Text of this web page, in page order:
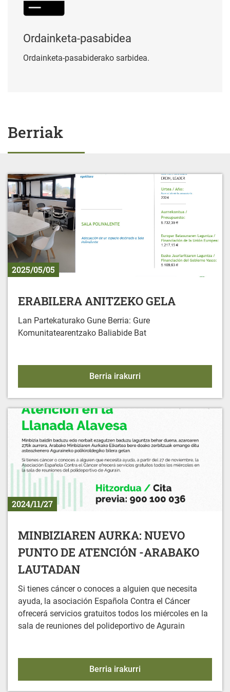
Ordainketa-pasabidea
Ordainketa-pasabiderako sarbidea.
Berriak
2025/05/05
ERABILERA ANITZEKO GELA
Lan Partekaturako Gune Berria: Gure
Komunitatearentzako Baliabide Bat
Berria irakurri
2024/11/27
MINBIZIAREN AURKA: NUEVO
PUNTO DE ATENCIÓN -ARABAKO
LAUTADAN
Si tienes cáncer o conoces a alguien que necesita
ayuda, la asociación Española Contra el Cáncer
ofrecerá servicios gratuitos todos los miércoles en la
sala de reuniones del polideportivo de Agurain
Berria irakurri